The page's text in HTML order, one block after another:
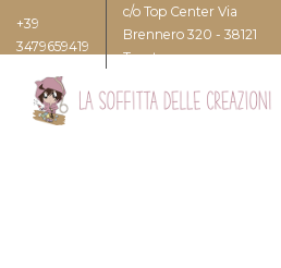
+39
3479659419
c/o Top Center Via
Brennero 320 - 38121
Trento